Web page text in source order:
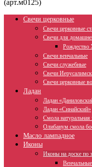
(арт.м0125)
Свечи церковные
Свечи церковные
Свечи для
Рождество
Свечи венчальные
Свечи служебные
Свечи
Свечи церковные
Ладан
Ладан
Ладан «Синайский»
Смола натуральная
Олибанум смола
Масло лампадное
Иконы
Иконы на доске по